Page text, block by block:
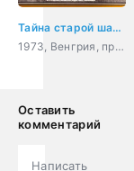
Тайна старой шахты
1973, Венгрия, приключения
Оставить
комментарий
Написать